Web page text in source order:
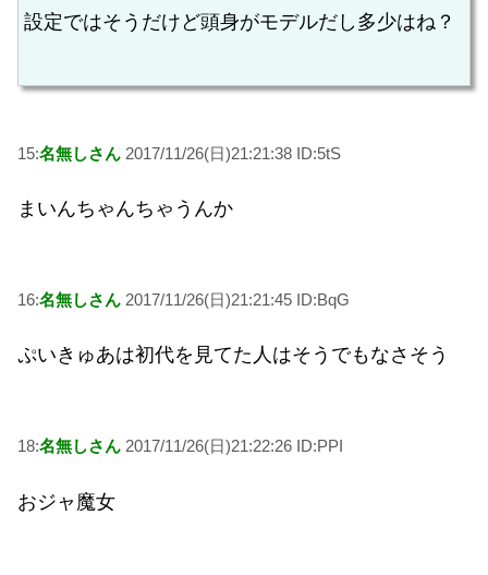
設定ではそうだけど頭身がモデルだし多少はね？
15:名無しさん 2017/11/26(日)21:21:38 ID:5tS
まいんちゃんちゃうんか
16:名無しさん 2017/11/26(日)21:21:45 ID:BqG
ぷいきゅあは初代を見てた人はそうでもなさそう
18:名無しさん 2017/11/26(日)21:22:26 ID:PPI
おジャ魔女